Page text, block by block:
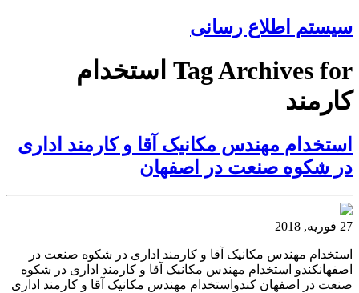
سیستم اطلاع رسانی
Tag Archives for استخدام
کارمند
استخدام مهندس مکانیک آقا و کارمند اداری
در شکوه صنعت در اصفهان
27 فوریه, 2018
استخدام مهندس مکانیک آقا و کارمند اداری در شکوه صنعت در
اصفهانکندو استخدام مهندس مکانیک آقا و کارمند اداری در شکوه
صنعت در اصفهان کندواستخدام مهندس مکانیک آقا و کارمند اداری